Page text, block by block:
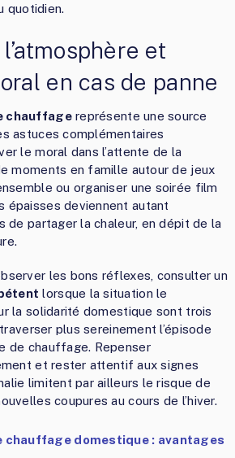
quotidien.
et
en cas de panne
chauffagereprésente une source
astuces complémentaires
le moral dans l’attente de la
moments en famille autour de jeux
ou organiser une soirée film
épaisses deviennent autant
de partager la chaleur, en dépit de la
les bons réflexes, consulter un
lorsque la situation le
la solidarité domestique sont trois
plus sereinement l’épisode
de chauffage. Repenser
et rester attentif aux signes
limitent par ailleurs le risque de
coupures au cours de l’hiver.
chauffage domestique : avantages